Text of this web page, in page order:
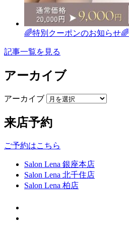
🌈特別クーポンのお知らせ🌈
記事一覧を見る
アーカイブ
アーカイブ
来店予約
ご予約はこちら
Salon Lena 銀座本店
Salon Lena 北千住店
Salon Lena 柏店